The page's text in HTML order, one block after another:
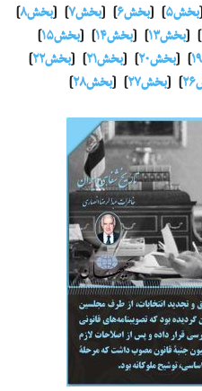
بخش۵ ] [بخش۶ ] [بخش۷ ] [بخش۸ ]
] [بخش۱۳ ] [بخش۱۴ ] [بخش۱۵ ]
] [بخش۲۰ ] [بخش۲۱ ] [بخش۲۲ ]
] [بخش۲۷ ] [بخش۲۸ ]